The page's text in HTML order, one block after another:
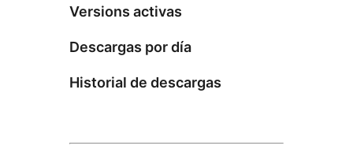
Versions activas
Descargas por día
Historial de descargas